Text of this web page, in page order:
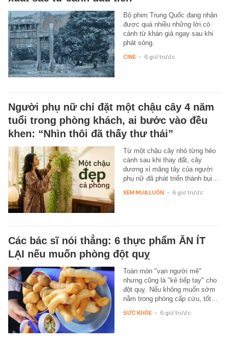
Bộ phim Trung Quốc đang nhận
được quá nhiều những lời có
cánh từ khán giả ngay sau khi
phát sóng.
CINE - 6 giờ trước
Người phụ nữ chỉ đặt một chậu cây 4 năm
tuổi trong phòng khách, ai bước vào đều
khen: “Nhìn thôi đã thấy thư thái”
Từ một chậu cây nhỏ từng héo
cành sau khi thay đất, cây
dương xỉ măng tây của người
phụ nữ đã phát triển thành bụi…
XEM MUA LUÔN - 6 giờ trước
Các bác sĩ nói thẳng: 6 thực phẩm ĂN ÍT
LẠI nếu muốn phòng đột quỵ
Toàn món "vạn người mê"
nhưng cũng là "kẻ tiếp tay" cho
đột quỵ. Nếu không muốn sớm
nằm trong phòng cấp cứu, tốt…
SỨC KHỎE - 6 giờ trước